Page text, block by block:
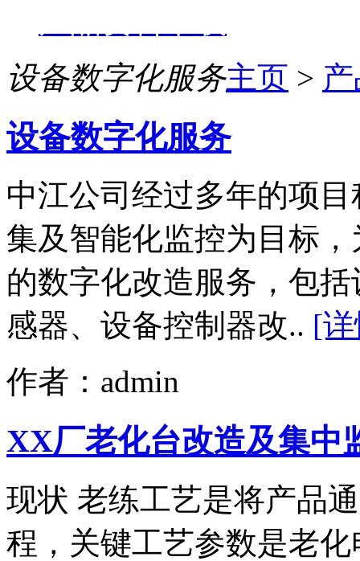
设备数字化服务主页 >
设备数字化服务
中江公司经过多年的项
集及智能化监控为目标
的数字化改造服务，包
感器、设备控制器改.. [
作者：admin
XX厂老化台改造及集中
现状 老练工艺是将产品
程，关键工艺参数是老